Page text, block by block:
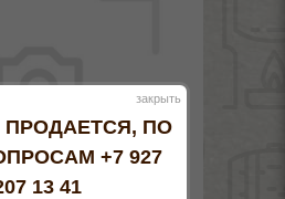
закрыть
ПРОДАЕТСЯ, ПО
+7 927
13 41